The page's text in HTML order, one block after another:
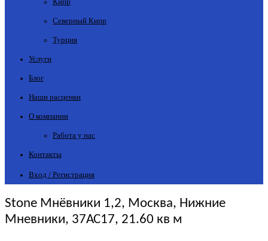
Северный Кипр
Турция
Услуги
Блог
Наши расценки
О компании
Работа у нас
Контакты
Вход / Регистрация
Stone Мнёвники 1,2, Москва, Нижние
Мневники, 37АС17, 21.60 кв м